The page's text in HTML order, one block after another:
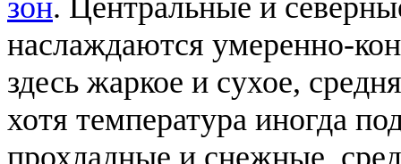
наслаждаются умеренно-
здесь жаркое и сухое,
хотя температура иногда
прохладные и снежные,